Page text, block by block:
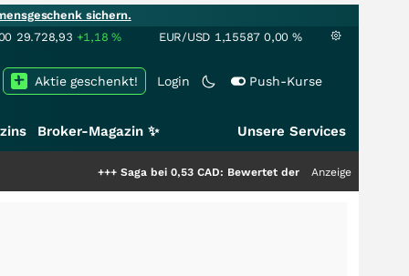
sichern.
29.728,93 +1,18% EUR/USD 1,15587 0,00 %
Login Push-Kurse
Aktie geschenkt!
Broker-Magazin ✨ Unsere Services
Saga bei 0,53 CAD: Bewertet der Markt noch immer nur
Anzeige